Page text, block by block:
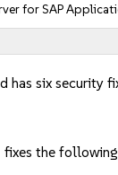
for SAP
six security
the following